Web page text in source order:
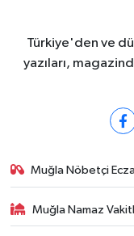
Türkiye'den ve
yazıları,
Muğla Nöbetçi
Muğla Namaz